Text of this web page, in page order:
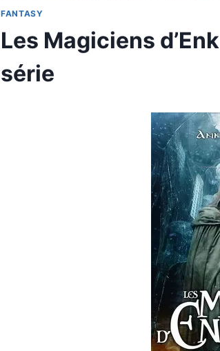
FANTASY
Les Magiciens
série